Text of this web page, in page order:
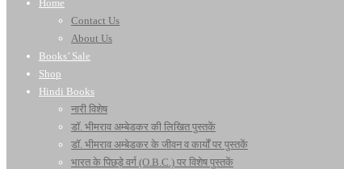
Home
Contact Us
About Us
Books’ Sale
Shop
Hindi Books
नारी विशेष
डॉ. भीमराव अम्बेडकर की लिखित पुस्तकें
डॉ. भीमराव अम्बेडकर के जीवन व कार्यों पर पुस्तकें
भारत के पिछड़े वर्ग (O.B.C.) पर विशेष पुस्तकें